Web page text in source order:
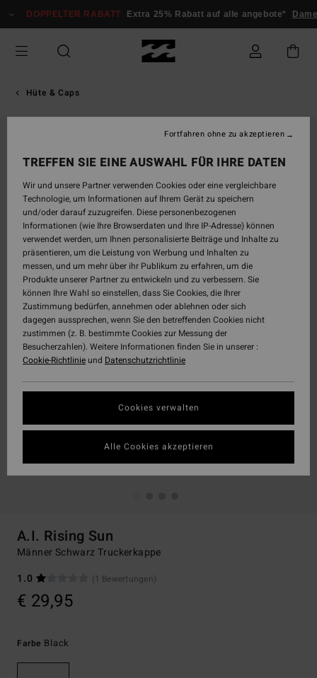
zur
springen
DOPPELTER RABATT Extra 25% Rabatt auf alle angebote* Damen
Hüte & Caps
A.I. Rising Sun
Männer Schwarz Truckerkappe
1.0
(1 Bewertungen)
€ 29,95
Farbe Black
TREFFEN SIE EINE AUSWAHL FÜR IHRE DATEN
Wir und unsere Partner verwenden Cookies oder eine vergleichbare
Technologie, um Informationen auf Ihrem Gerät zu speichern
und/oder darauf zuzugreifen. Diese personenbezogenen
Informationen (wie Ihre Browserdaten und Ihre IP-Adresse) können
verwendet werden, um Ihnen personalisierte Beiträge und Inhalte zu
präsentieren, um die Leistung von Werbung und Inhalten zu
messen, und um mehr über ihr Publikum zu erfahren, um die
Produkte unserer Partner zu entwickeln und zu verbessern. Sie
können Ihre Wahl so einstellen, dass Sie Cookies, die Ihrer
Zustimmung bedürfen, annehmen oder ablehnen oder sich
dagegen aussprechen, wenn Sie den betreffenden Cookies nicht
zustimmen (z. B. bestimmte Cookies zur Messung der
Besucherzahlen). Weitere Informationen finden Sie in unserer :
Cookie-Richtlinieund Datenschutzrichtlinie
Cookies verwalten
Fortfahren ohne zu akzeptieren
Alle Cookies akzeptieren